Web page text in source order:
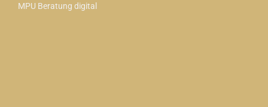
MPU Beratung digital